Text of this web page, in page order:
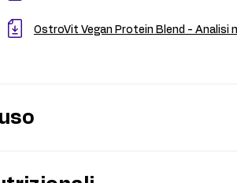
OstroVit Vegan Protein Blend - Analisi